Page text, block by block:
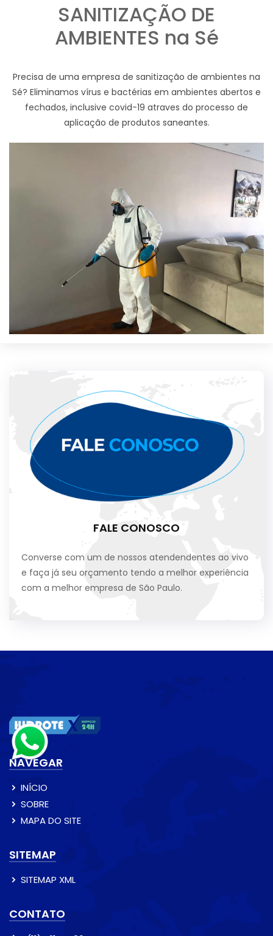
SANITIZAÇÃO DE
AMBIENTES na Sé
Precisa de uma empresa de sanitização de ambientes na
Sé? Eliminamos vírus e bactérias em ambientes abertos e
fechados, inclusive covid-19 atraves do processo de
aplicação de produtos saneantes.
FALE CONOSCO
Converse com um de nossos atendendentes ao vivo
e faça já seu orçamento tendo a melhor experiência
com a melhor empresa de São Paulo.
NAVEGAR
INÍCIO
SOBRE
MAPA DO SITE
SITEMAP
SITEMAP XML
CONTATO